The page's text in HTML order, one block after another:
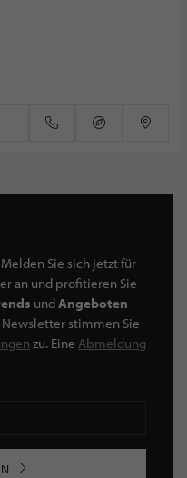
Sie sich jetzt für
an und profitieren Sie
undAngeboten
stimmen Sie
zu. Eine Abmeldung